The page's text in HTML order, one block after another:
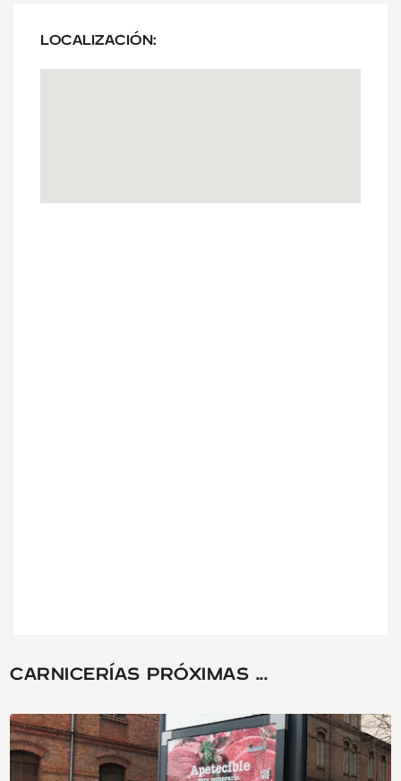
LOCALIZACIÓN:
CARNICERÍAS PRÓXIMAS ...